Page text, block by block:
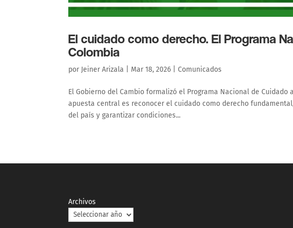
El cuidado como derecho. El Programa
Colombia
por Jeiner Arizala Mar 18, 2026 |Comunicados
El Gobierno del Cambio formalizó el Programa Nacional de
apuesta central es reconocer el cuidado como derecho
del país y garantizar condiciones...
Archivos